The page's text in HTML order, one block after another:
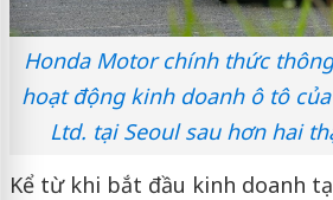
Honda Motor chính thức
hoạt động kinh doanh ô tô
Ltd. tại Seoul sau hơn hai
Kể từ khi bắt đầu kinh doanh